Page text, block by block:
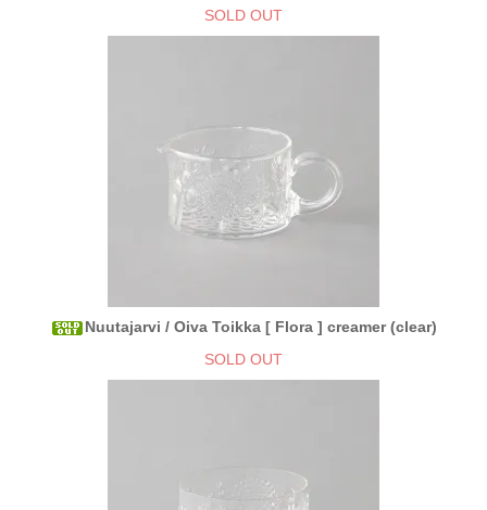
SOLD OUT
Nuutajarvi / Oiva Toikka [ Flora ] creamer (clear)
SOLD OUT